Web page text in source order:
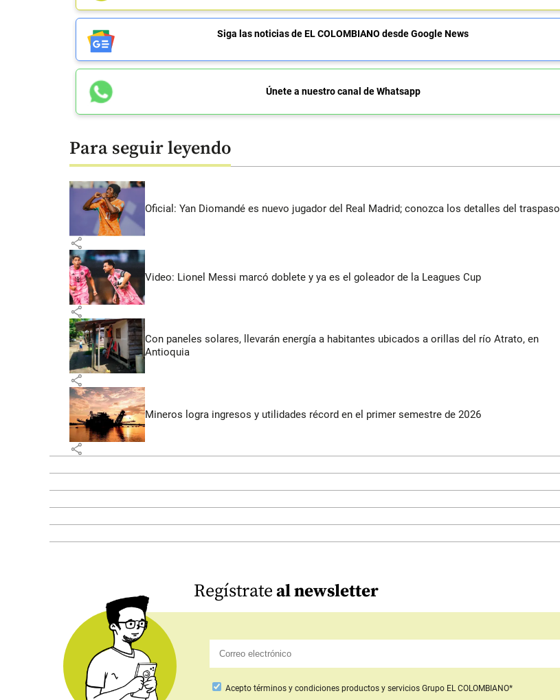
Siga las noticias de EL COLOMBIANO desde Google News
Únete a nuestro canal de Whatsapp
Para seguir leyendo
Oficial: Yan Diomandé es nuevo jugador del Real Madrid; conozca los detalles del traspaso
share
Video: Lionel Messi marcó doblete y ya es el goleador de la Leagues Cup
share
Con paneles solares, llevarán energía a habitantes ubicados a orillas del río Atrato, en
Antioquia
share
Mineros logra ingresos y utilidades récord en el primer semestre de 2026
share
Regístrateal newsletter
Acepto términos y condiciones productos y servicios Grupo EL COLOMBIANO*